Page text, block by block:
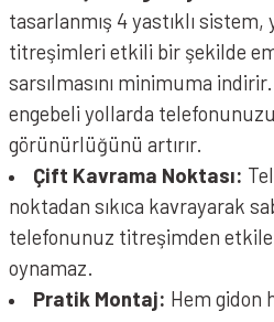
tasarlanmış 4 yastıklı
titreşimleri etkili bir şekilde
sarsılmasını minimuma
engebeli yollarda
görünürlüğünü artırır.
Çift Kavrama Noktası:
noktadan sıkıca kavrayarak
telefonunuz titreşimden
oynamaz.
Pratik Montaj: Hem gidon